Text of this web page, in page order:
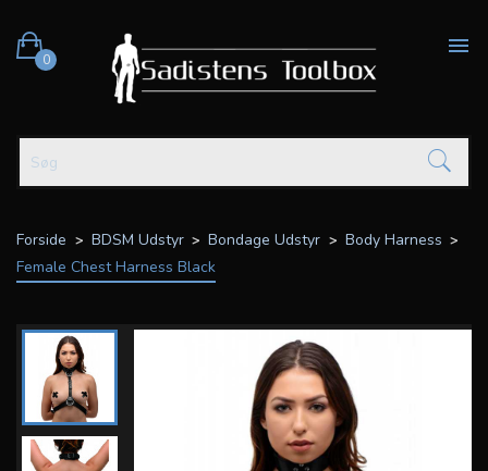
0

Forside BDSM Udstyr Bondage Udstyr
Body Harness
Female Chest Harness Black